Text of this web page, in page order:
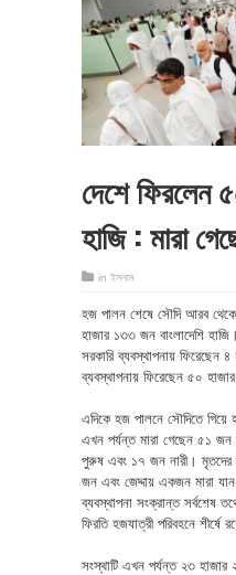
দেশে ফিরলেন
হাজি : মারা
in ইসলাম
হজ পালন শেষে সৌদি আরব
হাজার ১৩৩ জন বাংলাদেশি
সরকারি ব্যবস্থাপনায় ফিরেছেন
ব্যবস্থাপনায় ফিরেছেন ৫০
এদিকে হজ পালনে সৌদিতে
এখন পর্যন্ত মারা গেছেন ৫১ জন
পুরুষ এবং ১৭ জন নারী।
জন এবং জেদ্দায় একজন মারা
ব্যবস্থাপনা সংক্রান্ত সর্বশেষ
ফিরতি হজযাত্রী পরিবহনে শীর্ষে
সংস্থাটি এখন পর্যন্ত ২৩ হাজার